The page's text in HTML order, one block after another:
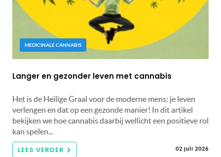
MEDICINALE CANNABIS
Langer en gezonder leven met cannabis
Het is de Heilige Graal voor de moderne mens: je leven
verlengen en dat op een gezonde manier! In dit artikel
bekijken we hoe cannabis daarbij wellicht een positieve rol
kan spelen...
LEES VERDER 02 juli 2026